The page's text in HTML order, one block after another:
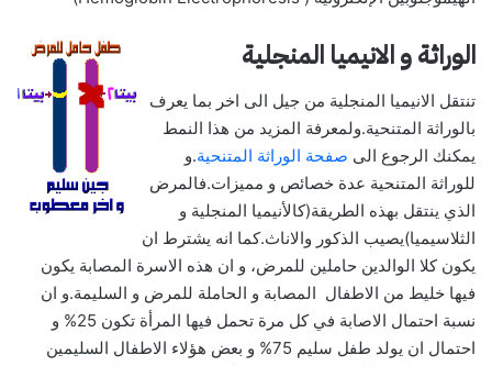
الوراثة و الانيميا المنجلية
تنتقل الانيميا المنجلية من جيل الى اخر بما يعرف
بالوراثة المتنحية.ولمعرفة المزيد من هذا النمط
يمكنك الرجوع الى صفحة الوراثة المتنحية.و
للوراثة المتنحية عدة خصائص و مميزات.فالمرض
الذي ينتقل بهذه الطريقة(كالأنيميا المنجلية و
الثلاسيميا)يصيب الذكور والاناث.كما انه يشترط ان
يكون كلا الوالدين حاملين للمرض، و ان هذه الاسرة المصابة يكون
فيها خليط من الاطفال المصابة و الحاملة للمرض و السليمة.و ان
نسبة احتمال الاصابة في كل مرة تحمل فيها المرأة تكون 25% و
احتمال ان يولد طفل سليم 75% و بعض هؤلاء الاطفال السليمين